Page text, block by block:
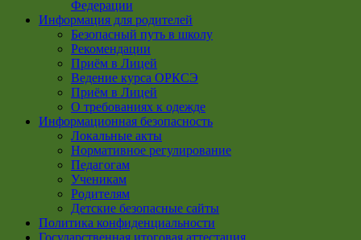
Федерации
Информация для родителей
Безопасный путь в школу
Рекомендации
Приём в Лицей
Ведение курса ОРКСЭ
Приём в Лицей
О требованиях к одежде
Информационная безопасность
Локальные акты
Нормативное регулирование
Педагогам
Ученикам
Родителям
Детские безопасные сайты
Политика конфиденциальности
Государственная итоговая аттестация